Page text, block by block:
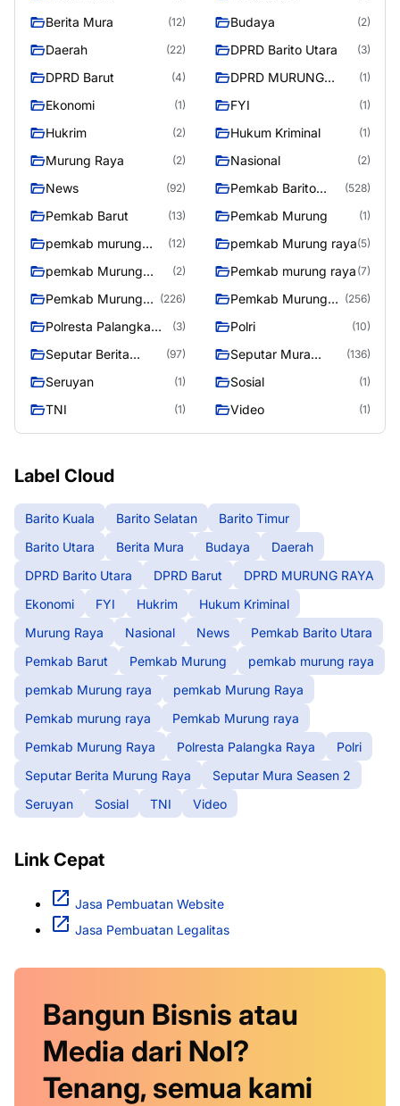
Berita Mura (12) Budaya (2)
Daerah (22) DPRD Barito Utara (3)
DPRD Barut (4)
DPRD MURUNG
(1)
Ekonomi (1) FYI (1)
Hukrim (2) Hukum Kriminal (1)
Murung Raya (2) Nasional (2)
News (92)
Pemkab Barito
(528)
Pemkab Barut (13) Pemkab Murung (1)
pemkab murung
(12) pemkab Murung raya(5)
pemkab Murung
(2) Pemkab murung raya (7)
Pemkab Murung
(226)
Pemkab Murung
(256)
Polresta Palangka
(3) Polri (10)
Seputar Berita
(97)
Seputar Mura
(136)
Seruyan (1) Sosial (1)
TNI (1) Video (1)
Label Cloud
Barito Kuala Barito Selatan
Barito Timur
Barito Utara
Berita Mura Budaya
Daerah
DPRD Barito Utara
DPRD Barut
DPRD MURUNG RAYA
Ekonomi
FYI Hukrim
Hukum Kriminal
Murung Raya
Nasional News
Pemkab Barito Utara
Pemkab Barut
Pemkab Murung
pemkab murung raya
pemkab Murung raya
pemkab Murung Raya
Pemkab murung raya
Pemkab Murung raya
Pemkab Murung Raya
Polresta Palangka Raya
Polri
Seputar Berita Murung Raya
Seputar Mura Seasen 2
Seruyan
Sosial TNI Video
Link Cepat
Jasa Pembuatan Website
Jasa Pembuatan Legalitas
Bangun Bisnis atau
Media dari Nol?
Tenang, semua kami